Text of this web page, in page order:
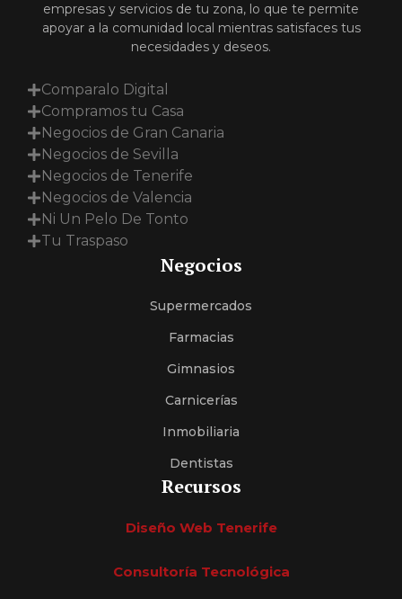
empresas y servicios de tu zona, lo que te permite
apoyar a la comunidad local mientras satisfaces tus
necesidades y deseos.
Comparalo Digital
Compramos tu Casa
Negocios de Gran Canaria
Negocios de Sevilla
Negocios de Tenerife
Negocios de Valencia
Ni Un Pelo De Tonto
Tu Traspaso
Negocios
Supermercados
Farmacias
Gimnasios
Carnicerías
Inmobiliaria
Dentistas
Recursos
Diseño Web Tenerife
Consultoría Tecnológica